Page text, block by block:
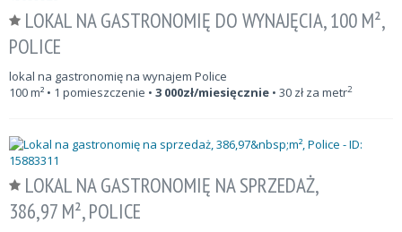
LOKAL NA GASTRONOMIĘ DO WYNAJĘCIA, 100 M²,
POLICE
lokal na gastronomię na wynajem Police
100m² • 1 pomieszczenie • 3 000zł/miesięcznie • 30 zł za metr2
LOKAL NA GASTRONOMIĘ NA SPRZEDAŻ,
386,97 M², POLICE